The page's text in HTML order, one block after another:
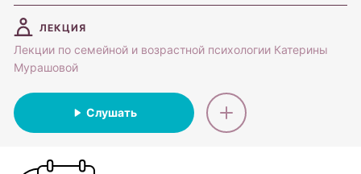
ЛЕКЦИЯ
Лекции по семейной и возрастной психологии Катерины
Мурашовой
Слушать